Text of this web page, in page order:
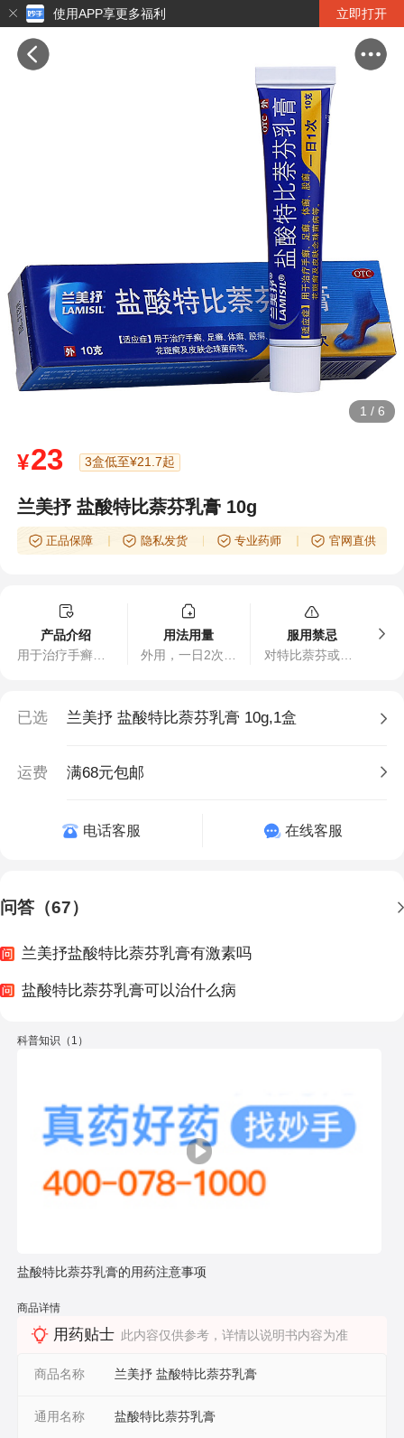
使用APP享更多福利 立即打开
1 / 6
¥23 3盒低至¥21.7起
兰美抒 盐酸特比萘芬乳膏 10g
正品保障 隐私发货 专业药师 官网直供
产品介绍
用法用量
服用禁忌
对特比萘芬或乳剂中任何型剂过敏者禁用。
已选 兰美抒 盐酸特比萘芬乳膏 10g,1盒
运费 满68元包邮
电话客服 在线客服
问答（67）
兰美抒盐酸特比萘芬乳膏有激素吗
盐酸特比萘芬乳膏可以治什么病
科普知识（1）
盐酸特比萘芬乳膏的用药注意事项
商品详情
用药贴士 此内容仅供参考，详情以说明书内容为准
商品名称 兰美抒 盐酸特比萘芬乳膏
通用名称 盐酸特比萘芬乳膏